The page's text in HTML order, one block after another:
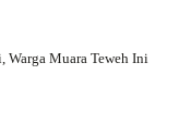
Warga Muara Teweh Ini